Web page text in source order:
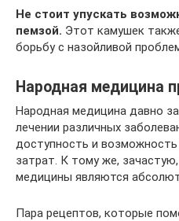
Не стоит упускать
пемзой. Этот камушек
борьбу с назойливой
Народная медицина
Народная медицина давно
лечении различных
доступность и
затрат. К тому же,
медицины являются
Пара рецептов, которые